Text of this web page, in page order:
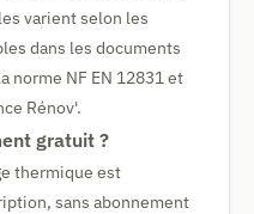
varient selon les
dans les documents
norme NF EN 12831 et
Rénov'.
gratuit ?
thermique est
sans abonnement